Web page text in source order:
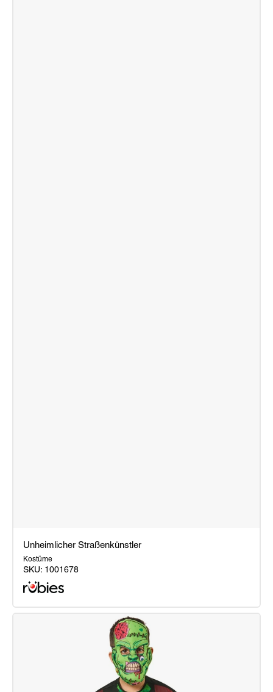
Unheimlicher
Unheimlicher Straßenkünstler
Kostüme
SKU: 1001678